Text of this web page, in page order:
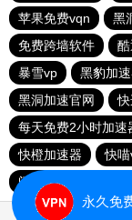
苹果免费vqn
黑
免费跨墙软件
暴雪vp
黑豹加
黑洞加速官网
每天免费2小时加速
快橙加速器
快
闪电猫加速器-
永久免